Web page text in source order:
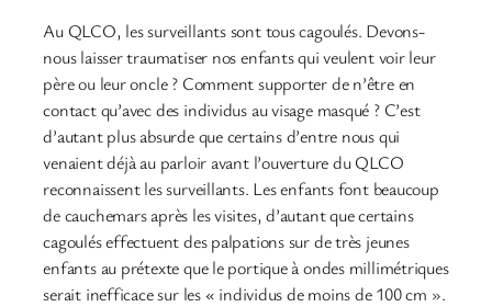
Au QLCO, les surveillants sont tous cagoulés. Devons-
nous laisser traumatiser nos enfants qui veulent voir leur
père ou leur oncle ? Comment supporter de n’être en
contact qu’avec des individus au visage masqué ? C’est
d’autant plus absurde que certains d’entre nous qui
venaient déjà au parloir avant l’ouverture du QLCO
reconnaissent les surveillants. Les enfants font beaucoup
de cauchemars après les visites, d’autant que certains
cagoulés effectuent des palpations sur de très jeunes
enfants au prétexte que le portique à ondes millimétriques
serait inefficace sur les « individus de moins de 100 cm ».